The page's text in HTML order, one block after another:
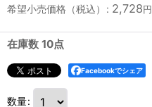
希望小売価格（税込） : 2,728円
在庫数 10点
Facebookでシェア
数量: